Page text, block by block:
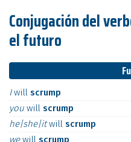
Conjugación del
el futuro
Iwill scrump
you will scrump
he|she|itwill scrump
wewill scrump